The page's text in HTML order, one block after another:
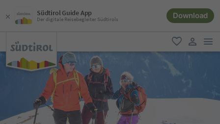
Südtirol Guide App
Der digitale Reisebegleiter Südtirols Download
favorit
user link